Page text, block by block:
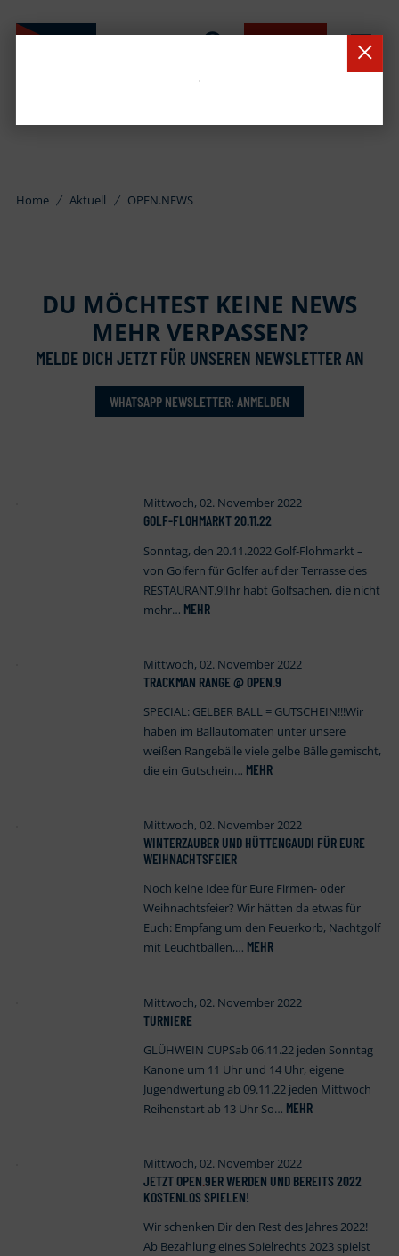
Home Aktuell OPEN.NEWS
DU MÖCHTEST KEINE NEWS
MEHR VERPASSEN?
MELDE DICH JETZT FÜR UNSEREN NEWSLETTER AN
WHATSAPP NEWSLETTER: ANMELDEN
Mittwoch, 02. November 2022
GOLF-FLOHMARKT 20.11.22
Sonntag, den 20.11.2022 Golf-Flohmarkt –
von Golfern für Golfer auf der Terrasse des
RESTAURANT.9!Ihr habt Golfsachen, die nicht
mehr… MEHR
Mittwoch, 02. November 2022
TRACKMAN RANGE @ OPEN.9
SPECIAL: GELBER BALL = GUTSCHEIN!!!Wir
haben im Ballautomaten unter unsere
weißen Rangebälle viele gelbe Bälle gemischt,
die ein Gutschein… MEHR
Mittwoch, 02. November 2022
WINTERZAUBER UND HÜTTENGAUDI FÜR EURE
WEIHNACHTSFEIER
Noch keine Idee für Eure Firmen- oder
Weihnachtsfeier? Wir hätten da etwas für
Euch: Empfang um den Feuerkorb, Nachtgolf
mit Leuchtbällen,… MEHR
Mittwoch, 02. November 2022
TURNIERE
GLÜHWEIN CUPSab 06.11.22 jeden Sonntag
Kanone um 11 Uhr und 14 Uhr, eigene
Jugendwertung ab 09.11.22 jeden Mittwoch
Reihenstart ab 13 Uhr So… MEHR
Mittwoch, 02. November 2022
JETZT OPEN.9ER WERDEN UND BEREITS 2022
KOSTENLOS SPIELEN!
Wir schenken Dir den Rest des Jahres 2022!
Ab Bezahlung eines Spielrechts 2023 spielst